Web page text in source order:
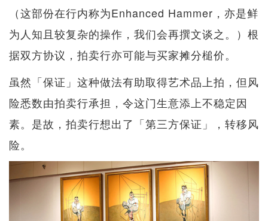
（这部份在行内称为Enhanced Hammer，亦是鲜
为人知且较复杂的操作，我们会再撰文谈之。）根
据双方协议，拍卖行亦可能与买家摊分槌价。
虽然「保证」这种做法有助取得艺术品上拍，但风
险悉数由拍卖行承担，令这门生意添上不稳定因
素。是故，拍卖行想出了「第三方保证」，转移风
险。